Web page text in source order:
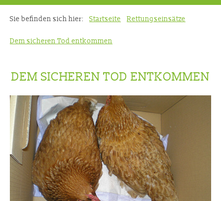
Sie befinden sich hier: Startseite Rettungseinsätze
Dem sicheren Tod entkommen
DEM SICHEREN TOD ENTKOMMEN